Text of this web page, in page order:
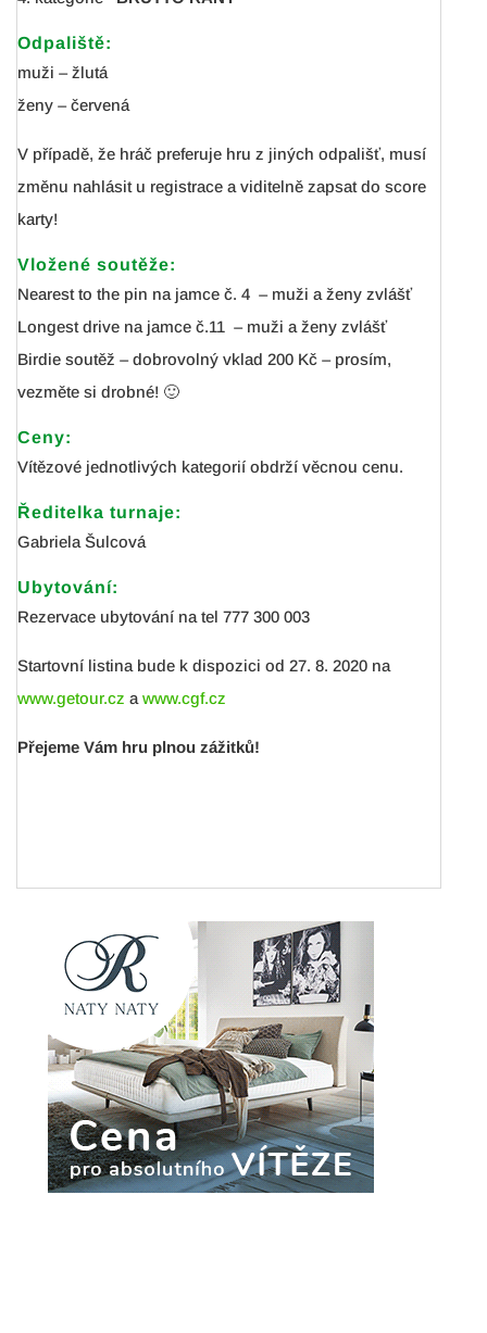
Odpaliště:
muži – žlutá
ženy – červená
V případě, že hráč preferuje hru z jiných odpališť, musí
změnu nahlásit u registrace a viditelně zapsat do score
karty!
Vložené soutěže:
Nearest to the pin na jamce č. 4 – muži a ženy zvlášť
Longest drive na jamce č.11 – muži a ženy zvlášť
Birdie soutěž – dobrovolný vklad 200 Kč – prosím,
vezměte si drobné! 🙂
Ceny:
Vítězové jednotlivých kategorií obdrží věcnou cenu.
Ředitelka turnaje:
Gabriela Šulcová
Ubytování:
Rezervace ubytování na tel 777 300 003
Startovní listina bude k dispozici od 27. 8. 2020 na
www.getour.cz a www.cgf.cz
Přejeme Vám hru plnou zážitků!